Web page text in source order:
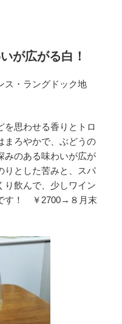
が広がる白！
・ラングドック地
思わせる香りとトロ
まろやかで、ぶどうの
みのある味わいが広が
りとした苦みと、スパ
り飲んで、少しワイン
す！ ￥2700→８月末